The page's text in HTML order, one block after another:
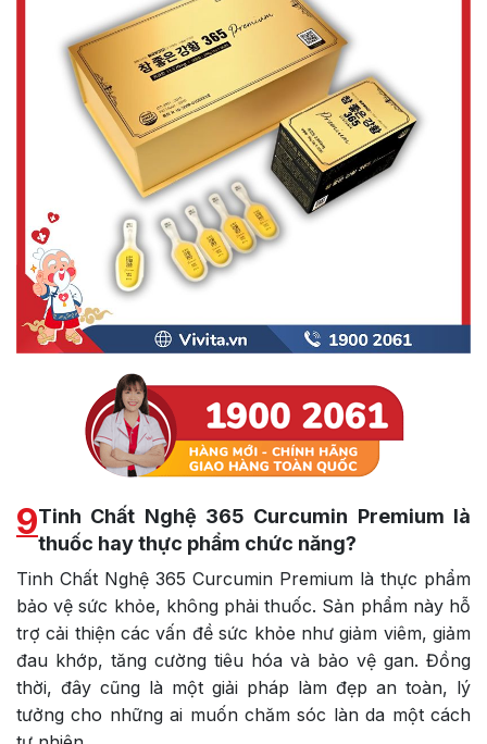
9Tinh Chất Nghệ 365 Curcumin Premium là
thuốc hay thực phẩm chức năng?
Tinh Chất Nghệ 365 Curcumin Premium là thực phẩm
bảo vệ sức khỏe, không phải thuốc. Sản phẩm này hỗ
trợ cải thiện các vấn đề sức khỏe như giảm viêm, giảm
đau khớp, tăng cường tiêu hóa và bảo vệ gan. Đồng
thời, đây cũng là một giải pháp làm đẹp an toàn, lý
tưởng cho những ai muốn chăm sóc làn da một cách